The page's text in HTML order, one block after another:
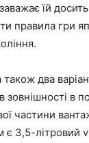
їй
правила гри
два
в
частини
3,5-літровий